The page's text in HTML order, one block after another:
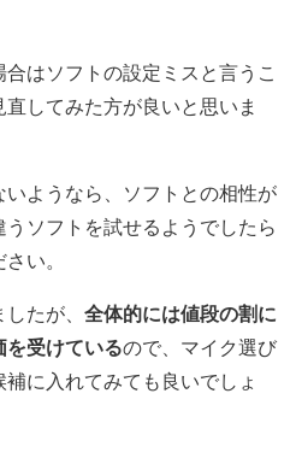
はソフトの設定ミスと言うこ
してみた方が良いと思いま
ようなら、ソフトとの相性が
ソフトを試せるようでしたら
い。
たが、 全体的には値段の割に
を受けているので、マイク選び
に入れてみても良いでしょ